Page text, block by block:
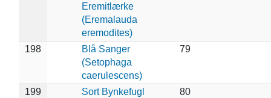
Eremitlærke
(Eremalauda
eremodites)
198
Blå Sanger
(Setophaga
caerulescens)
79
199
Sort Bynkefugl
80